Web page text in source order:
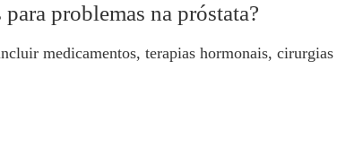
problemas na próstata?
medicamentos, terapias hormonais,